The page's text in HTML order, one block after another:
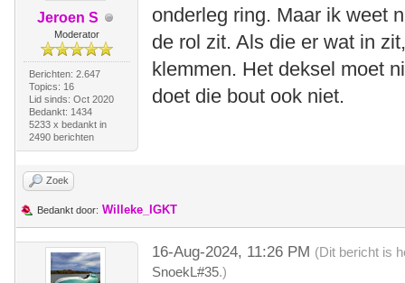
Jeroen S
Moderator
Berichten: 2.647
Topics: 16
Lid sinds: Oct 2020
Bedankt: 1434
5233 x bedankt in
2490 berichten
onderleg ring. Maar ik weet
de rol zit. Als die er wat in
klemmen. Het deksel moet
doet die bout ook niet.
Zoek
Bedankt door: Willeke_IGKT
16-Aug-2024, 11:26 PM (Dit bericht is
SnoekL#35.)